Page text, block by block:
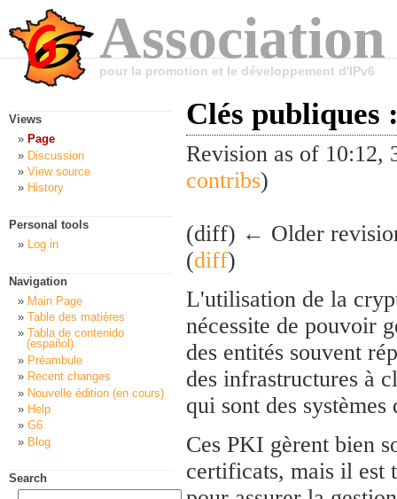
pour la promotion et le développement d'IPv6
Clés
Revision as of 10:12,
contribs)
(diff) ← Older
(diff)
L'utilisation de la
nécessite de pouvoir
des entités souvent
des infrastructures à
qui sont des
Ces PKI gèrent bien
certificats, mais il est
Views
Page
Discussion
View source
History
Personal tools
Log in
Navigation
Main Page
Table des matières
Tabla de contenido
(español)
Préambule
Recent changes
Nouvelle édition (en cours)
Help
G6
Blog
Search